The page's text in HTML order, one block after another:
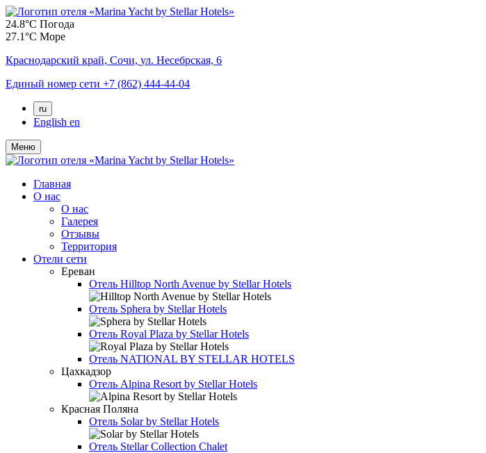
24.8°C Погода
27.1°C Море
Краснодарский край, Сочи, ул. Несебрская, 6
Единый номер сети +7 (862) 444-44-04
ru
English en
Меню
Главная
О нас
О нас
Галерея
Отзывы
Территория
Отели сети
Ереван
Отель Hilltop North Avenue by Stellar Hotels
Отель Sphera by Stellar Hotels
Отель Royal Plaza by Stellar Hotels
Отель NATIONAL BY STELLAR HOTELS
Цахкадзор
Отель Alpina Resort by Stellar Hotels
Красная Поляна
Отель Solar by Stellar Hotels
Отель Stellar Collection Chalet